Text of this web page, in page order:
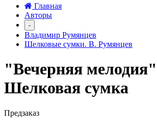
Главная
Авторы
-
Владимир Румянцев
Шелковые сумки. В. Румянцев
"Вечерняя мелодия"
Шелковая сумка
Предзаказ